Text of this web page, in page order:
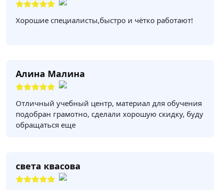
Хорошие специалисты,быстро и чётко работают!
Алина Малина
Отличный учебный центр, материал для обучения
подобран грамотно, сделали хорошую скидку, буду
обращаться еще
света квасова